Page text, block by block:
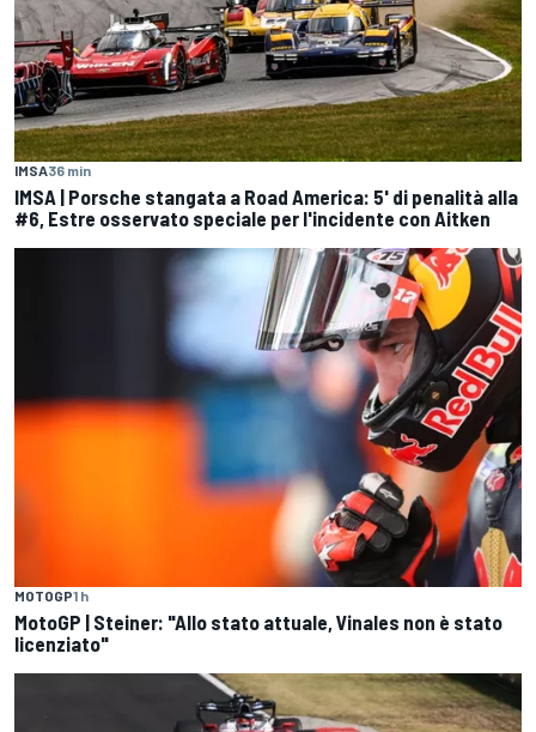
IMSA36 min
IMSA | Porsche stangata a Road America: 5' di penalità alla
#6, Estre osservato speciale per l'incidente con Aitken
MOTOGP1 h
MotoGP | Steiner: "Allo stato attuale, Vinales non è stato
licenziato"